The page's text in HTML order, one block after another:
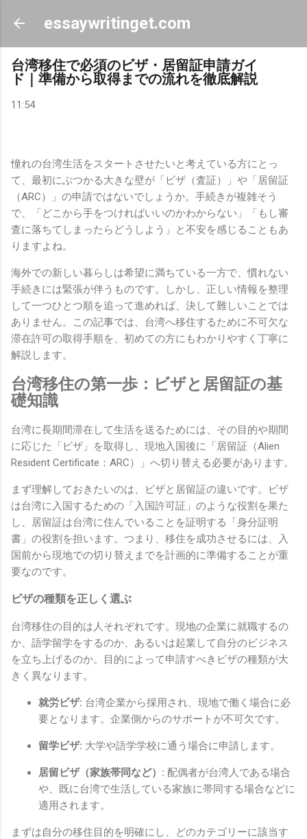
スキップしてメイン コンテンツに移動
essaywritinget.com
台湾移住で必須のビザ・居留証申請ガイ
ド｜準備から取得までの流れを徹底解説
11:54
憧れの台湾生活をスタートさせたいと考えている方にとっ
て、最初にぶつかる大きな壁が「ビザ（査証）」や「居留証
（ARC）」の申請ではないでしょうか。手続きが複雑そう
で、「どこから手をつければいいのかわからない」「もし審
査に落ちてしまったらどうしよう」と不安を感じることもあ
りますよね。
海外での新しい暮らしは希望に満ちている一方で、慣れない
手続きには緊張が伴うものです。しかし、正しい情報を整理
して一つひとつ順を追って進めれば、決して難しいことでは
ありません。この記事では、台湾へ移住するために不可欠な
滞在許可の取得手順を、初めての方にもわかりやすく丁寧に
解説します。
台湾移住の第一歩：ビザと居留証の基
礎知識
台湾に長期間滞在して生活を送るためには、その目的や期間
に応じた「ビザ」を取得し、現地入国後に「居留証（Alien
Resident Certificate：ARC）」へ切り替える必要があります。
まず理解しておきたいのは、ビザと居留証の違いです。ビザ
は台湾に入国するための「入国許可証」のような役割を果た
し、居留証は台湾に住んでいることを証明する「身分証明
書」の役割を担います。つまり、移住を成功させるには、入
国前から現地での切り替えまでを計画的に準備することが重
要なのです。
ビザの種類を正しく選ぶ
台湾移住の目的は人それぞれです。現地の企業に就職するの
か、語学留学をするのか、あるいは起業して自分のビジネス
を立ち上げるのか。目的によって申請すべきビザの種類が大
きく異なります。
就労ビザ: 台湾企業から採用され、現地で働く場合に必
要となります。企業側からのサポートが不可欠です。
留学ビザ: 大学や語学学校に通う場合に申請します。
居留ビザ（家族帯同など）: 配偶者が台湾人である場合
や、既に台湾で生活している家族に帯同する場合などに
適用されます。
まずは自分の移住目的を明確にし、どのカテゴリーに該当す